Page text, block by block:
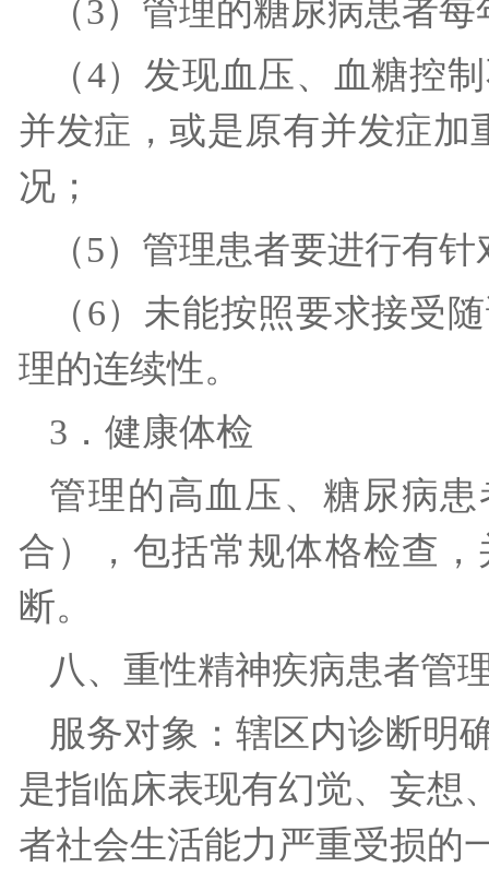
（3）管理的糖尿病患者
（4）发现血压、血糖控
并发症，或是原有并发症加
况；
（5）管理患者要进行有
（6）未能按照要求接受
理的连续性。
3．健康体检
管理的高血压、糖尿病
合），包括常规体格检查
断。
八、重性精神疾病患者
服务对象：辖区内诊断明
是指临床表现有幻觉、妄想
者社会生活能力严重受损的